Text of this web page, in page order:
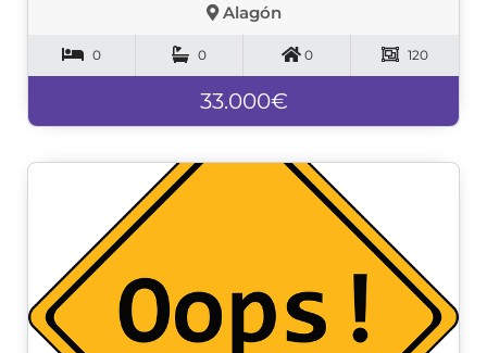
Alagón
0 0 0 120
33.000€